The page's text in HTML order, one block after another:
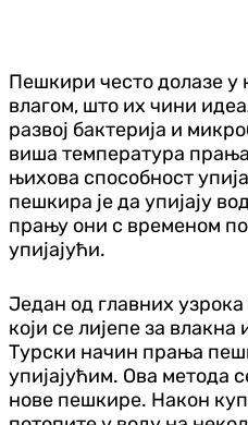
Пешкири често долазе у
влагом, што их чини
развој бактерија и
виша температура
њихова способност
пешкира је да упијају
прању они с временом
упијајући.
Један од главних
који се лијепе за
Турски начин прања
упијајућим. Ова метода
нове пешкире. Након